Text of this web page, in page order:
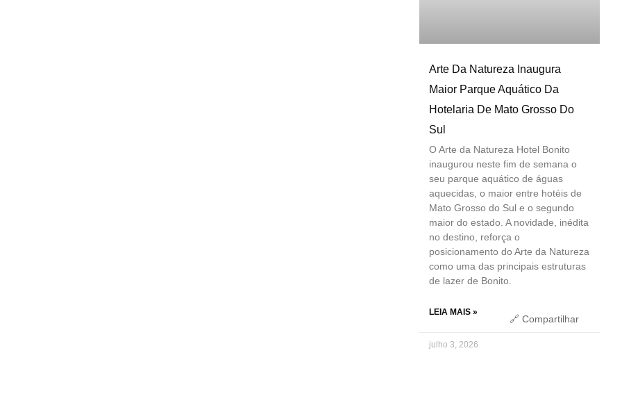
Arte Da Natureza Inaugura
Maior Parque Aquático Da
Hotelaria De Mato Grosso Do
Sul
O Arte da Natureza Hotel Bonito
inaugurou neste fim de semana o
seu parque aquático de águas
aquecidas, o maior entre hotéis de
Mato Grosso do Sul e o segundo
maior do estado. A novidade, inédita
no destino, reforça o
posicionamento do Arte da Natureza
como uma das principais estruturas
de lazer de Bonito.
LEIA MAIS »
🔗 Compartilhar
julho 3, 2026